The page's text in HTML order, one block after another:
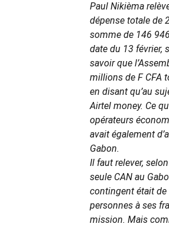
Paul Nikièma
dépense totale de
somme de 146
date du 13 février,
savoir que
millions de F CFA
en disant qu’au
Airtel money. Ce
opérateurs
avait également
Gabon.
Il faut relever,
seule CAN au
contingent était de
personnes à ses
mission. Mais